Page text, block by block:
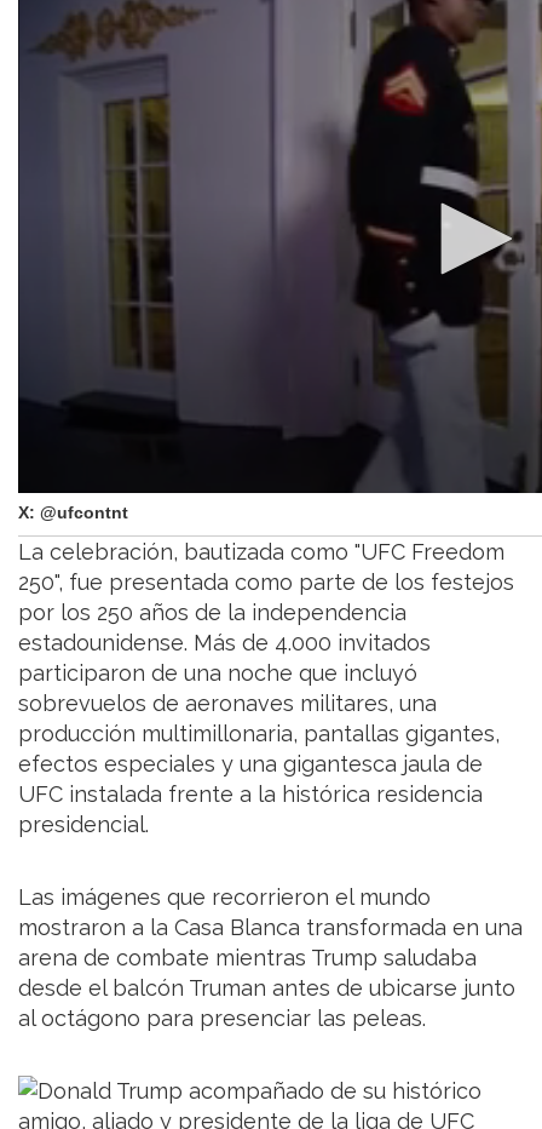
X: @ufcontnt
La celebración, bautizada como "UFC Freedom
250", fue presentada como parte de los festejos
por los 250 años de la independencia
estadounidense. Más de 4.000 invitados
participaron de una noche que incluyó
sobrevuelos de aeronaves militares, una
producción multimillonaria, pantallas gigantes,
efectos especiales y una gigantesca jaula de
UFC instalada frente a la histórica residencia
presidencial.
Las imágenes que recorrieron el mundo
mostraron a la Casa Blanca transformada en una
arena de combate mientras Trump saludaba
desde el balcón Truman antes de ubicarse junto
al octágono para presenciar las peleas.